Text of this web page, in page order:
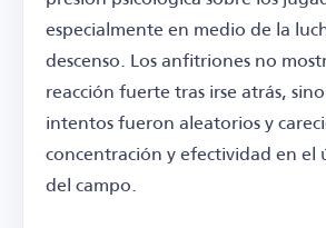
especialmente en medio de la
descenso. Los anfitriones no
reacción fuerte tras irse atrás,
intentos fueron aleatorios y
concentración y efectividad en
del campo.